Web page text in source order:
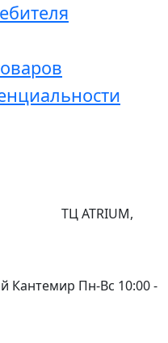
ТЦ ATRIUM,
Кантемир Пн-Вс 10:00 -